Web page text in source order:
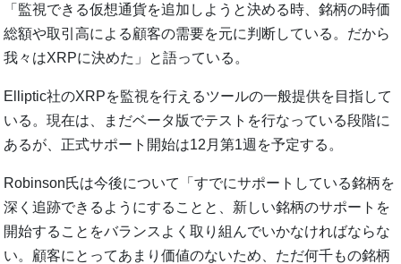
「監視できる仮想通貨を追加しようと決める時、銘柄の時価
総額や取引高による顧客の需要を元に判断している。だから
我々はXRPに決めた」と語っている。
Elliptic社のXRPを監視を行えるツールの一般提供を目指して
いる。現在は、まだベータ版でテストを行なっている段階に
あるが、正式サポート開始は12月第1週を予定する。
Robinson氏は今後について「すでにサポートしている銘柄を
深く追跡できるようにすることと、新しい銘柄のサポートを
開始することをバランスよく取り組んでいかなければならな
い。顧客にとってあまり価値のないため、ただ何千もの銘柄